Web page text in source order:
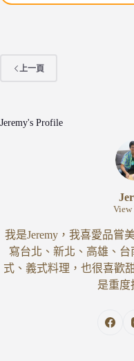
上一頁
Jeremy's Profile
View
我是Jeremy，我喜愛品嘗
寫台北、新北、高雄、
式、義式料理，也很喜歡
是重度